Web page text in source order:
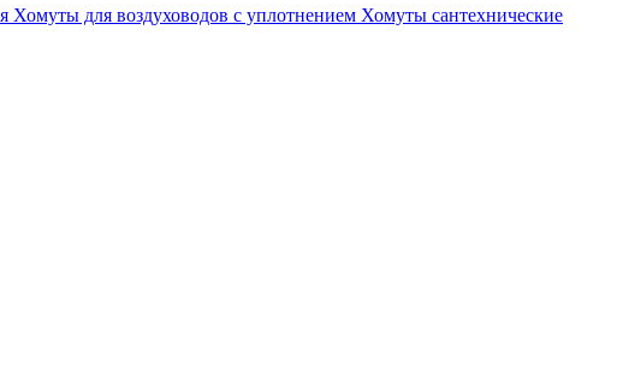
Хомуты для воздуховодов с уплотнением Хомуты сантехнические